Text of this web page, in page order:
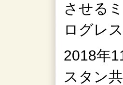
させる
ログレ
2018年
スタン